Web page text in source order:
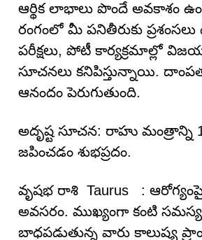
ఆర్థిక లాభాలు పొందే అవకాశం
రంగంలో మీ పనితీరుకు
పరీక్షలు, పోటీ కార్యక్రమాల్లో
సూచనలు కనిపిస్తున్నాయి.
ఆనందం పెరుగుతుంది.
అదృష్ట సూచన: రాహు మంత్రాన్ని
జపించడం శుభప్రదం.
వృషభ రాశి Taurus : ఆరోగ్యంపై
అవసరం. ముఖ్యంగా కంటి
బాధపడుతున్న వారు కాలుష్య